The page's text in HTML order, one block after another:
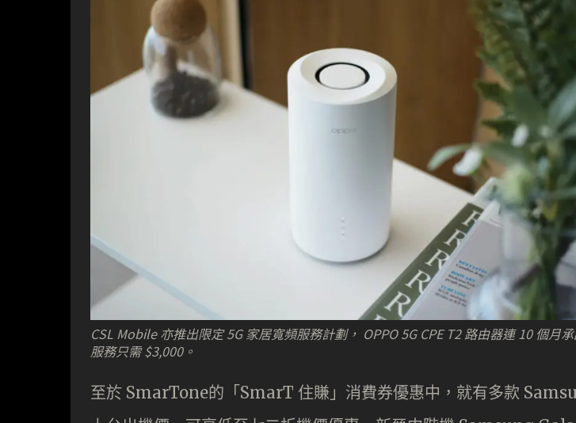
CSL Mobile 亦推出限定 5G 家居寬頻服務計劃， OPPO 5G CPE T2 路由器連 10 個月
服務只需 $3,000。
至於 SmarTone的「SmarT 住賺」消費券優惠中，就有多款